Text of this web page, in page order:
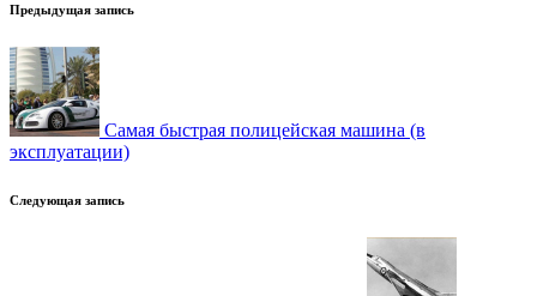
Навигация
записи
Предыдущая запись
Самая быстрая полицейская машина (в
эксплуатации)
Следующая запись